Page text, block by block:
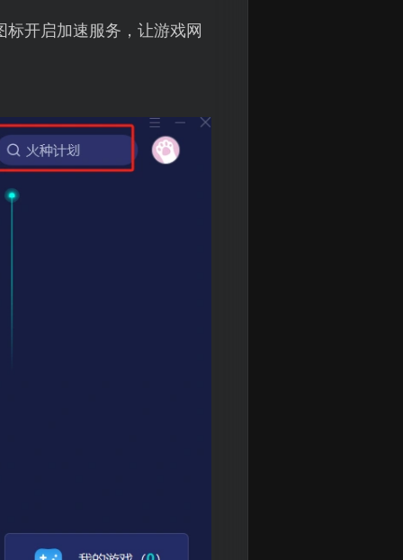
开启加速服务，让游戏网